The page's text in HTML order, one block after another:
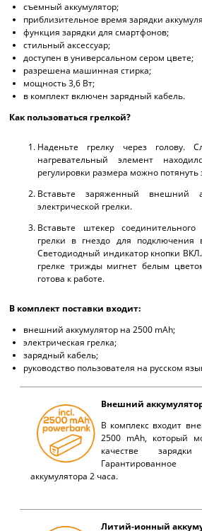
съемный аккумулятор;
приблизительное время зарядки
функция зарядки для смартфонов;
cтильный аксессуар;
доступен в универсальном сером цвете;
разрешена машинная стирка;
мощность 3,6 Вт;
в комплект включен зарядный кабель.
Как пользоваться грелкой?
Наденьте грелку через голову.
нагревательный элемент
регулировки размера можно потянуть
Вставьте заряженный внешний
электрической грелки.
Вставьте штекер соединительного
грелки в гнездо для подключения
Светодиодный индикатор кнопки
грелке трижды мигнет белым
готова к работе.
В комплект поставки входит:
внешний аккумулятор на 2500 mAh;
электрическая грелка;
зарядный кабель;
руководство пользователя на русском
Внешний
В комплекс входит
2500 mAh, который
качестве
аккумулятора 2 часа.
Литий-ионный